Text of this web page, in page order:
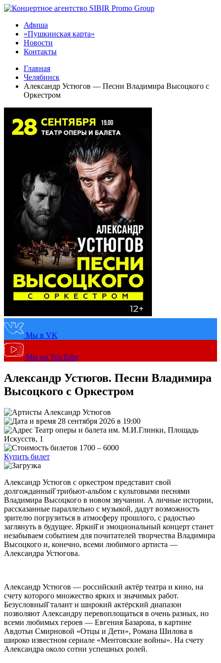
Афиша
«Пушкинская карта»
Новости
Контакты
Главная
Челябинск
Александр Устюгов — Песни Владимира Высоцкого с
Оркестром
Мы в VK
Мы на YouTube
Александр Устюгов. Песни Владимира
Высоцкого с Оркестром
Александр Устюгов
28 сентября 2026 в 19:00
Театр оперы и балета им. М.И.Глинки, Площадь
Искусств, 1
1700 – 6000
Купить билет
Александр Устюгов с оркестром представит свой
долгожданный̆ трибьют-альбом с культовыми песнями
Владимира Высоцкого в новом звучании. А личные истории,
рассказанные параллельно с музыкой, дадут возможность
зрителю погрузиться в атмосферу прошлого, с радостью
заглянуть в будущее. Яркий̆ и эмоциональный концерт станет
незабываем событием для почитателей творчества Владимира
Высоцкого и, конечно, всеми любимого артиста —
Александра Устюгова.
Александр Устюгов — российский актёр театра и кино, на
счету которого множество ярких и значимых работ.
Безусловный̆ талант и широкий актёрский диапазон
позволяют Александру перевоплощаться в очень разных, но
всеми любимых героев — Евгения Базарова, в картине
Авдотьи Смирновой «Отцы и Дети», Романа Шилова в
широко известном сериале «Ментовские войны». На счету
Александра около сотни успешных ролей.